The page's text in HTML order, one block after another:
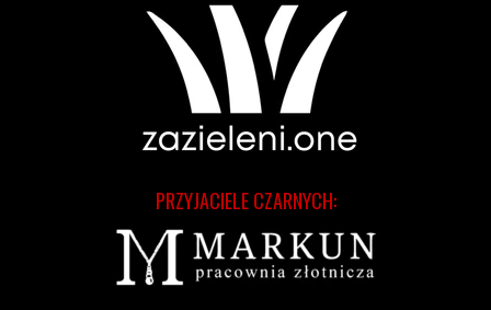
PRZYJACIELE CZARNYCH: